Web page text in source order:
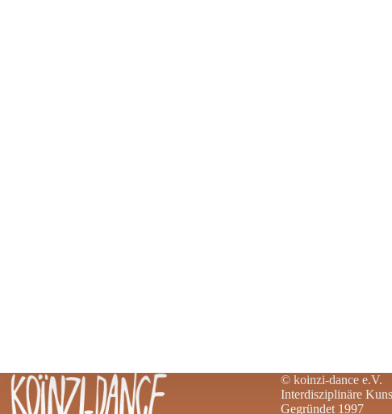
© koinzi-dance e.V.
Interdisziplinäre
Gegründet 1997